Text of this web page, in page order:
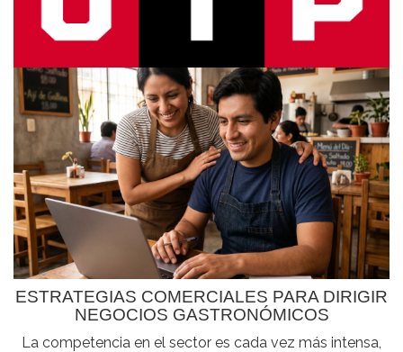
ESTRATEGIAS COMERCIALES PARA DIRIGIR
NEGOCIOS GASTRONÓMICOS
La competencia en el sector es cada vez más intensa,